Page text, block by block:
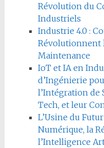
Révolution du
Industriels
Industrie 4.0 :
Révolutionnent
Maintenance
IoT et IA en
d’Ingénierie
l’Intégration de
Tech, et leur
L’Usine du
Numérique, la
l’Intelligence